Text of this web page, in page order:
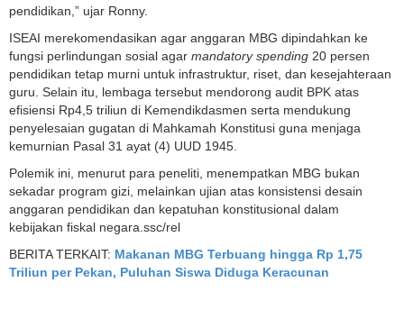
pendidikan,” ujar Ronny.
ISEAI merekomendasikan agar anggaran MBG dipindahkan ke
fungsi perlindungan sosial agar mandatory spending 20 persen
pendidikan tetap murni untuk infrastruktur, riset, dan kesejahteraan
guru. Selain itu, lembaga tersebut mendorong audit BPK atas
efisiensi Rp4,5 triliun di Kemendikdasmen serta mendukung
penyelesaian gugatan di Mahkamah Konstitusi guna menjaga
kemurnian Pasal 31 ayat (4) UUD 1945.
Polemik ini, menurut para peneliti, menempatkan MBG bukan
sekadar program gizi, melainkan ujian atas konsistensi desain
anggaran pendidikan dan kepatuhan konstitusional dalam
kebijakan fiskal negara.ssc/rel
BERITA TERKAIT: Makanan MBG Terbuang hingga Rp 1,75
Triliun per Pekan, Puluhan Siswa Diduga Keracunan